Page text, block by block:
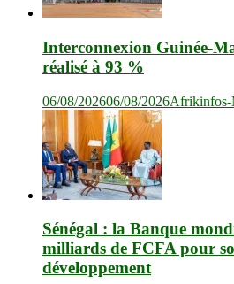
Interconnexion Guinée-
réalisé à 93 %
06/08/202606/08/2026Afrikinfos-
Sénégal : la Banque
milliards de FCFA pour
développement